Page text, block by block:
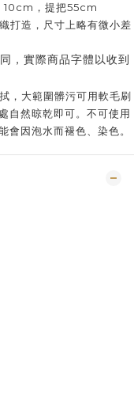
，提把55cm
打造，尺寸上略有微小差
，實際商品字體以收到
，大範圍髒污可用軟毛刷
自然晾乾即可。不可使用
會因泡水而褪色、染色。